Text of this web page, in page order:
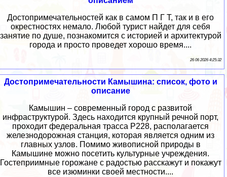
Достопримечательностей как в самом П Г Т, так и в его
окрестностях немало. Любой турист найдет для себя
занятие по душе, познакомится с историей и архитектурой
города и просто проведет хорошо время....
26 06 2026 4:25:32
Достопримечательности Камышина: список, фото и
описание
Камышин – современный город с развитой
инфраструктурой. Здесь находится крупный речной порт,
проходит федеральная трасса Р228, располагается
железнодорожная станция, которая является одним из
главных узлов. Помимо живописной природы в
Камышине можно посетить культурные учреждения.
Гостеприимные горожане с радостью расскажут и покажут
все изюминки своей местности....